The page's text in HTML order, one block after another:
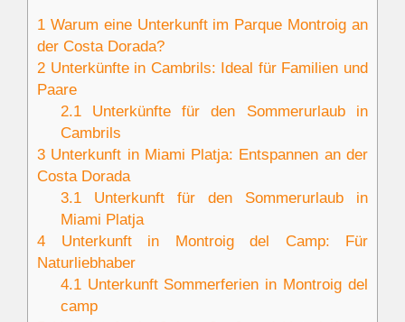
1 Warum eine Unterkunft im Parque Montroig an
der Costa Dorada?
2 Unterkünfte in Cambrils: Ideal für Familien und
Paare
2.1Unterkünfte für den Sommerurlaub in
Cambrils
3 Unterkunft in Miami Platja: Entspannen an der
Costa Dorada
3.1Unterkunft für den Sommerurlaub in
Miami Platja
4 Unterkunft in Montroig del Camp: Für
Naturliebhaber
4.1Unterkunft Sommerferien in Montroig del
camp